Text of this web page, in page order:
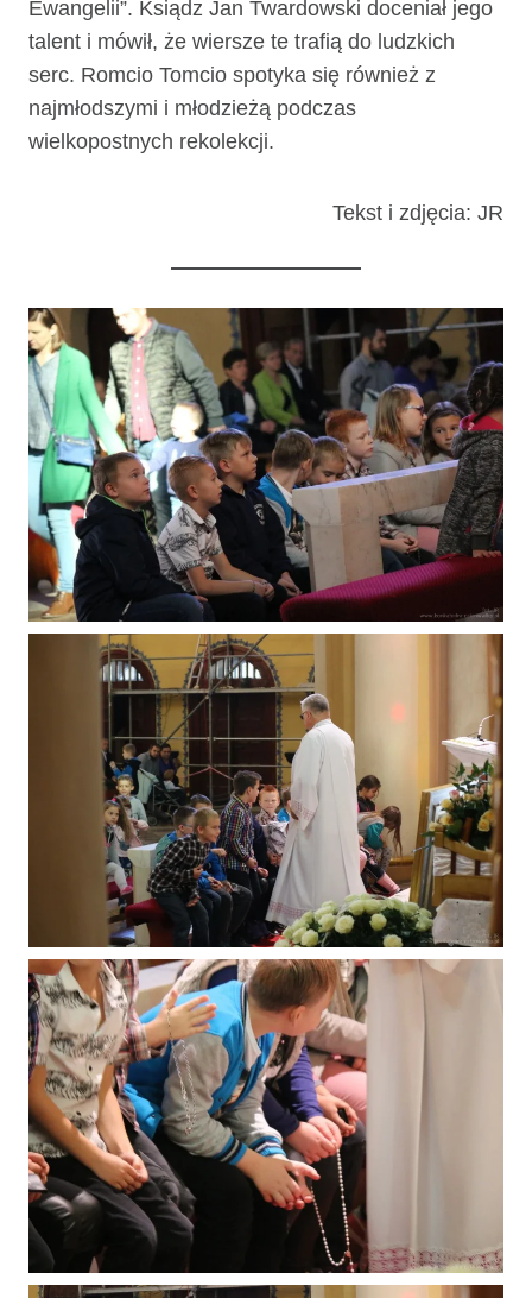
Ewangelii”. Ksiądz Jan Twardowski doceniał jego
talent i mówił, że wiersze te trafią do ludzkich
serc. Romcio Tomcio spotyka się również z
najmłodszymi i młodzieżą podczas
wielkopostnych rekolekcji.
Tekst i zdjęcia: JR